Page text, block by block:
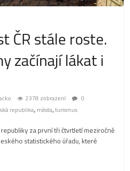
ČR stále roste.
začínají lákat i
2378 zobrazení
0
republika, města,turismus
za první tři čtvrtletí meziročně
statistického úřadu, které